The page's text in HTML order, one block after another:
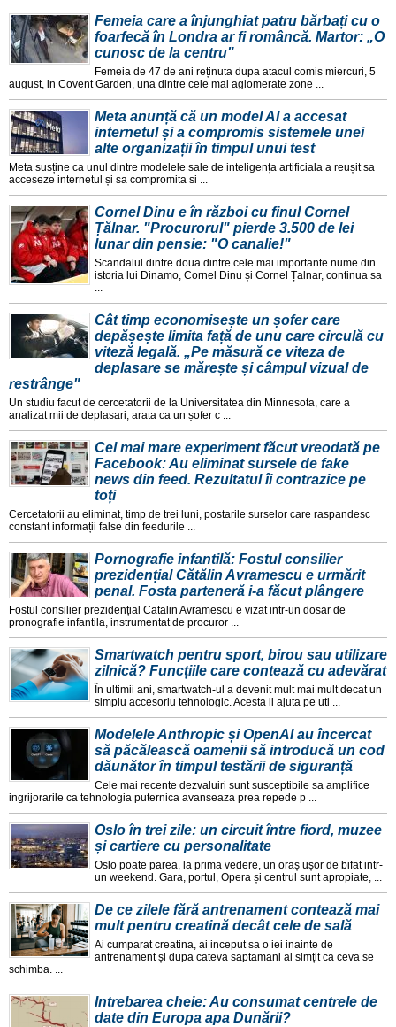
Femeia care a înjunghiat patru bărbați cu o
foarfecă în Londra ar fi româncă. Martor: „O
cunosc de la centru"
Femeia de 47 de ani reținuta dupa atacul comis miercuri, 5
august, in Covent Garden, una dintre cele mai aglomerate zone ...
Meta anunță că un model AI a accesat
internetul și a compromis sistemele unei
alte organizații în timpul unui test
Meta susține ca unul dintre modelele sale de inteligența artificiala a reușit sa
acceseze internetul și sa compromita si ...
Cornel Dinu e în război cu finul Cornel
Țălnar. "Procurorul" pierde 3.500 de lei
lunar din pensie: "O canalie!"
Scandalul dintre doua dintre cele mai importante nume din
istoria lui Dinamo, Cornel Dinu și Cornel Țalnar, continua sa
...
Cât timp economisește un șofer care
depășește limita față de unu care circulă cu
viteză legală. „Pe măsură ce viteza de
deplasare se mărește și câmpul vizual de
restrânge"
Un studiu facut de cercetatorii de la Universitatea din Minnesota, care a
analizat mii de deplasari, arata ca un șofer c ...
Cel mai mare experiment făcut vreodată pe
Facebook: Au eliminat sursele de fake
news din feed. Rezultatul îi contrazice pe
toți
Cercetatorii au eliminat, timp de trei luni, postarile surselor care raspandesc
constant informații false din feedurile ...
Pornografie infantilă: Fostul consilier
prezidențial Cătălin Avramescu e urmărit
penal. Fosta parteneră i-a făcut plângere
Fostul consilier prezidențial Catalin Avramescu e vizat intr-un dosar de
pronografie infantila, instrumentat de procuror ...
Smartwatch pentru sport, birou sau utilizare
zilnică? Funcțiile care contează cu adevărat
În ultimii ani, smartwatch-ul a devenit mult mai mult decat un
simplu accesoriu tehnologic. Acesta ii ajuta pe uti ...
Modelele Anthropic și OpenAI au încercat
să păcălească oamenii să introducă un cod
dăunător în timpul testării de siguranță
Cele mai recente dezvaluiri sunt susceptibile sa amplifice
ingrijorarile ca tehnologia puternica avanseaza prea repede p ...
Oslo în trei zile: un circuit între fiord, muzee
și cartiere cu personalitate
Oslo poate parea, la prima vedere, un oraș ușor de bifat intr-
un weekend. Gara, portul, Opera și centrul sunt apropiate, ...
De ce zilele fără antrenament contează mai
mult pentru creatină decât cele de sală
Ai cumparat creatina, ai inceput sa o iei inainte de
antrenament și dupa cateva saptamani ai simțit ca ceva se
schimba. ...
Intrebarea cheie: Au consumat centrele de
date din Europa apa Dunării?